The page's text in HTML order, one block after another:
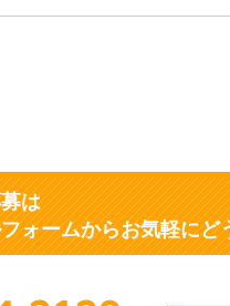
は
ォームからお気軽にど